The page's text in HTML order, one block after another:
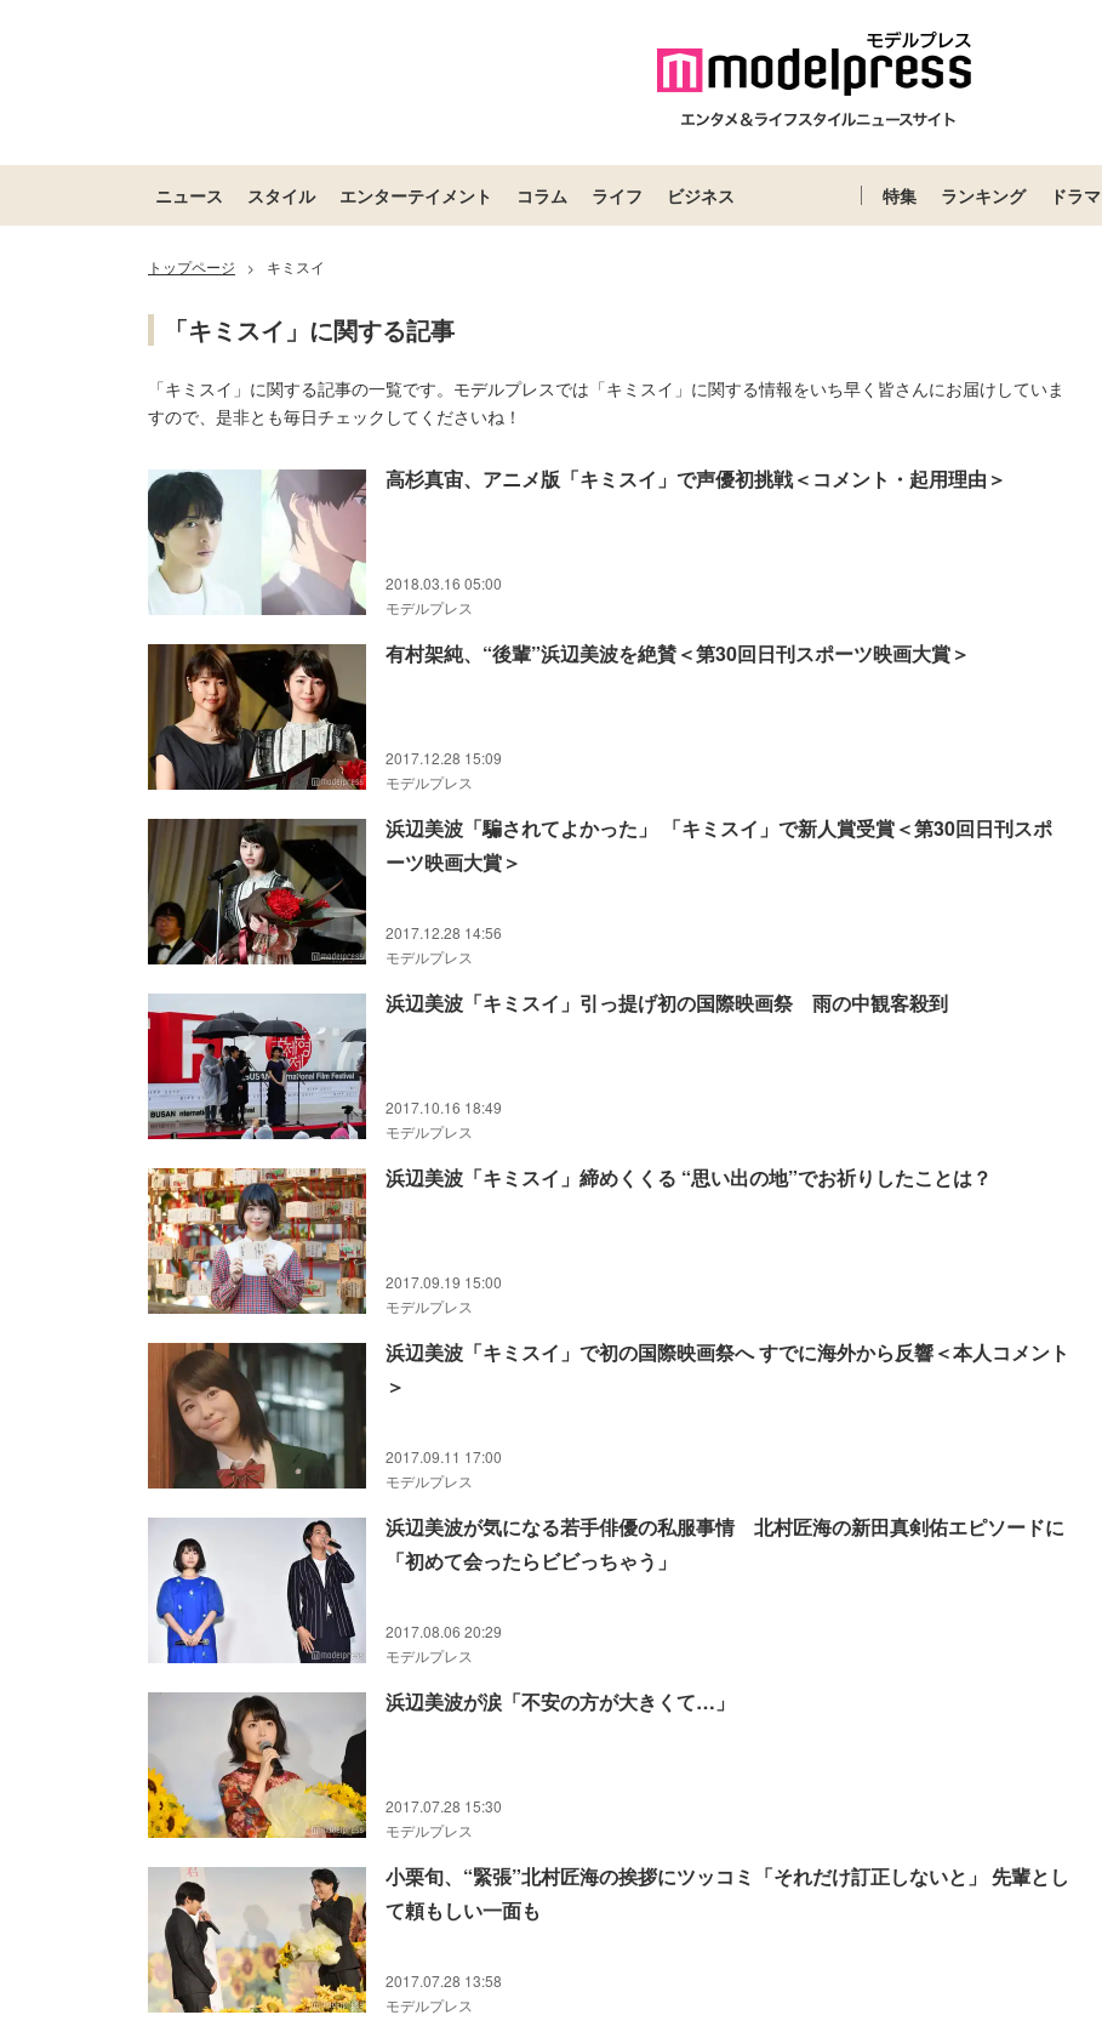
ニュース スタイル エンターテイメント コラム ライフ ビジネス 特集 ランキング ドラマ
トップページ > キミスイ
「キミスイ」に関する記事
「キミスイ」に関する記事の一覧です。モデルプレスでは「キミスイ」に関する情報をいち早く皆さんにお届けしていま
すので、是非とも毎日チェックしてくださいね！
高杉真宙、アニメ版「キミスイ」で声優初挑戦＜コメント・起用理由＞
2018.03.16 05:00
モデルプレス
有村架純、“後輩”浜辺美波を絶賛＜第30回日刊スポーツ映画大賞＞
2017.12.28 15:09
モデルプレス
浜辺美波「騙されてよかった」 「キミスイ」で新人賞受賞＜第30回日刊スポ
ーツ映画大賞＞
2017.12.28 14:56
モデルプレス
浜辺美波「キミスイ」引っ提げ初の国際映画祭 雨の中観客殺到
2017.10.16 18:49
モデルプレス
浜辺美波「キミスイ」締めくくる “思い出の地”でお祈りしたことは？
2017.09.19 15:00
モデルプレス
浜辺美波「キミスイ」で初の国際映画祭へ すでに海外から反響＜本人コメント
＞
2017.09.11 17:00
モデルプレス
浜辺美波が気になる若手俳優の私服事情 北村匠海の新田真剣佑エピソードに
「初めて会ったらビビっちゃう」
2017.08.06 20:29
モデルプレス
浜辺美波が涙「不安の方が大きくて…」
2017.07.28 15:30
モデルプレス
小栗旬、“緊張”北村匠海の挨拶にツッコミ「それだけ訂正しないと」 先輩とし
て頼もしい一面も
2017.07.28 13:58
モデルプレス